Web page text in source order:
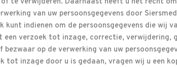
van uw persoonsgegevens door
indienen om de persoonsgegevens die wij
verzoek tot inzage, correctie, verwijdering,
op de verwerking van uw
inzage door u is gedaan, vragen wij u een